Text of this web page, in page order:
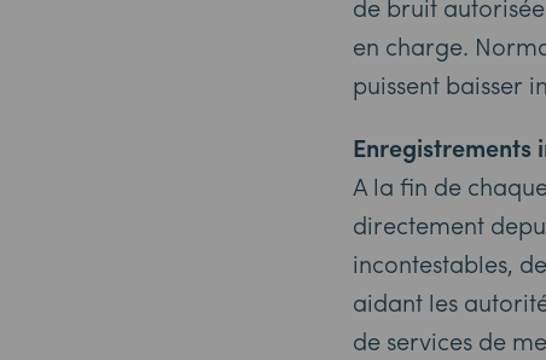
en charge.
puissent baisser
Enregistrements
A la fin de
directement
incontestables,
aidant les
de services de